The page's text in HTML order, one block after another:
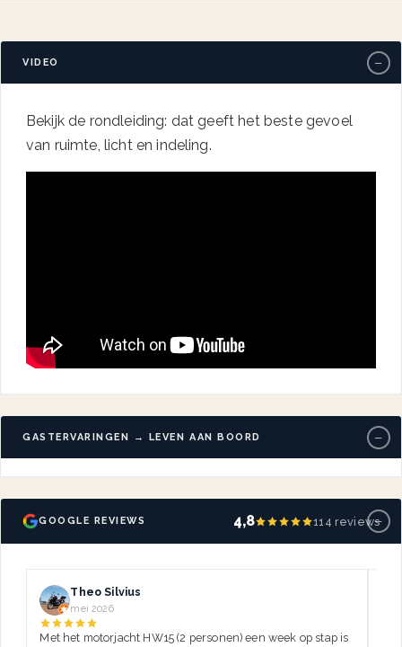
VIDEO −
Bekijk de rondleiding: dat geeft het beste gevoel
van ruimte, licht en indeling.
GOOGLE REVIEWS 4,8 114 reviews−
Theo Silvius
mei 2026
Met het motorjacht HW15 (2 personen) een week op stap is
GASTERVARINGEN → LEVEN AAN BOORD −